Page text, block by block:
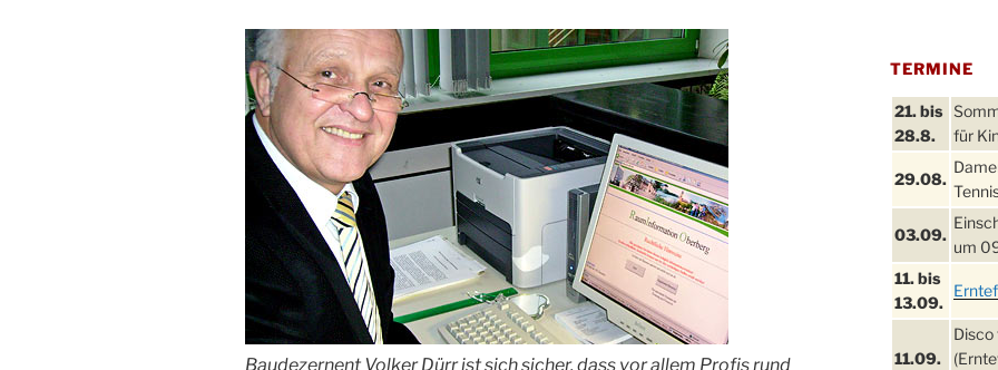
Baudezernent Volker Dürr ist sich sicher, dass vor allem Profis rund
TERMINE
21. bis
28.8.
für
29.08.
03.09.
um
11. bis
13.09.
11.09.
Disco